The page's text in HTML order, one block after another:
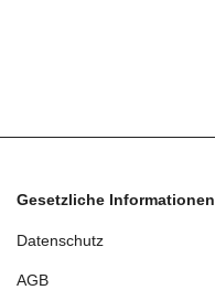
Gesetzliche Informationen
Datenschutz
AGB